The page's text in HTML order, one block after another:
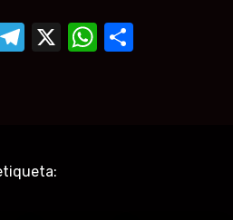
Telegram
X